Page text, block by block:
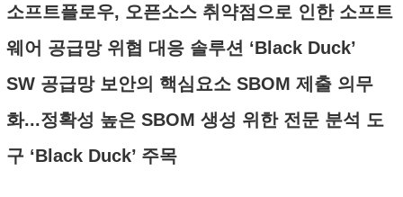
소프트플로우, 오픈소스 취약점으로 인한 소프트
웨어 공급망 위협 대응 솔루션 ‘Black Duck’
SW 공급망 보안의 핵심요소 SBOM 제출 의무
화...정확성 높은 SBOM 생성 위한 전문 분석 도
구 ‘Black Duck’ 주목